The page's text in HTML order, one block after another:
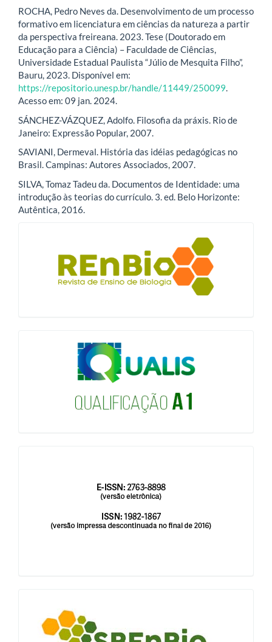
ROCHA, Pedro Neves da. Desenvolvimento de um processo
formativo em licenciatura em ciências da natureza a partir
da perspectiva freireana. 2023. Tese (Doutorado em
Educação para a Ciência) – Faculdade de Ciências,
Universidade Estadual Paulista “Júlio de Mesquita Filho”,
Bauru, 2023. Disponível em:
https://repositorio.unesp.br/handle/11449/250099.
Acesso em: 09 jan. 2024.
SÁNCHEZ-VÁZQUEZ, Adolfo. Filosofia da práxis. Rio de
Janeiro: Expressão Popular, 2007.
SAVIANI, Dermeval. História das idéias pedagógicas no
Brasil. Campinas: Autores Associados, 2007.
SILVA, Tomaz Tadeu da. Documentos de Identidade: uma
introdução às teorias do currículo. 3. ed. Belo Horizonte:
Autêntica, 2016.
blocologosbenbio